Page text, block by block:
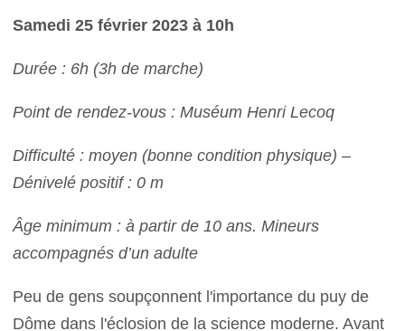
Samedi 25 février 2023 à 10h
Durée : 6h (3h de marche)
Point de rendez-vous : Muséum Henri Lecoq
Difficulté : moyen (bonne condition physique) –
Dénivelé positif : 0 m
Âge minimum : à partir de 10 ans. Mineurs
accompagnés d’un adulte
Peu de gens soupçonnent l'importance du puy de
Dôme dans l'éclosion de la science moderne. Avant